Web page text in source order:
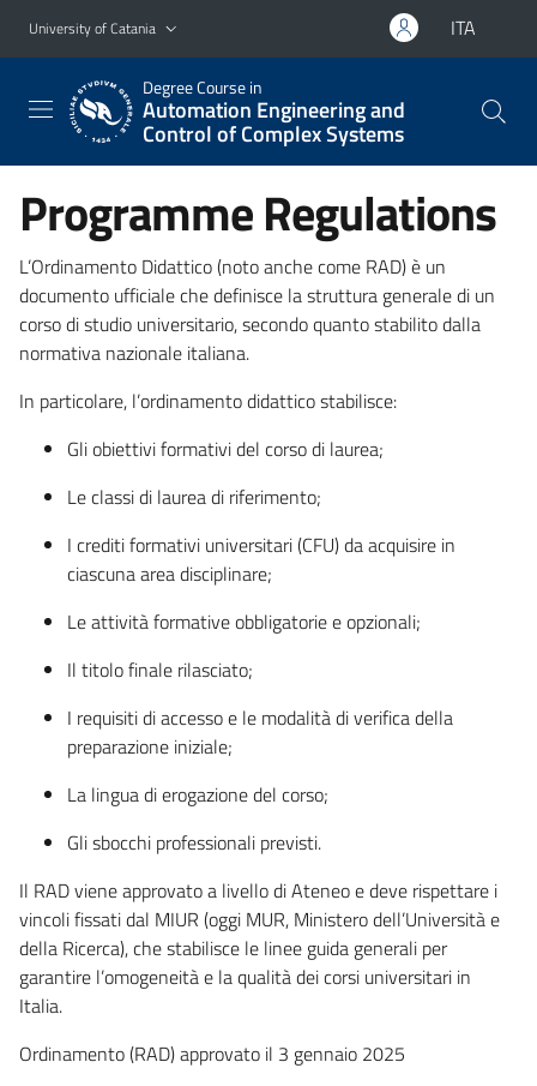
Go to main content
Go to navigation menu
University of Catania ITA
Degree Course in
Automation Engineering and
Control of Complex Systems
Programme Regulations
L’Ordinamento Didattico (noto anche come RAD) è un
documento ufficiale che definisce la struttura generale di un
corso di studio universitario, secondo quanto stabilito dalla
normativa nazionale italiana.
In particolare, l’ordinamento didattico stabilisce:
Gli obiettivi formativi del corso di laurea;
Le classi di laurea di riferimento;
I crediti formativi universitari (CFU) da acquisire in
ciascuna area disciplinare;
Le attività formative obbligatorie e opzionali;
Il titolo finale rilasciato;
I requisiti di accesso e le modalità di verifica della
preparazione iniziale;
La lingua di erogazione del corso;
Gli sbocchi professionali previsti.
Il RAD viene approvato a livello di Ateneo e deve rispettare i
vincoli fissati dal MIUR (oggi MUR, Ministero dell’Università e
della Ricerca), che stabilisce le linee guida generali per
garantire l’omogeneità e la qualità dei corsi universitari in
Italia.
Ordinamento (RAD) approvato il 3 gennaio 2025